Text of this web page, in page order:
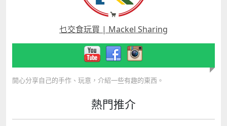
乜交食玩買 | Mackel Sharing
開心分享自己的手作、玩意，介紹一些有趣的東西。
熱門推介